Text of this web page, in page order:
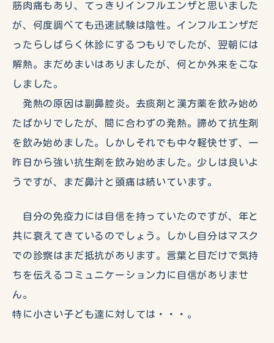
筋肉痛もあり、てっきりインフルエンザと思いました
が、何度調べても迅速試験は陰性。インフルエンザだ
ったらしばらく休診にするつもりでしたが、翌朝には
解熱。まだめまいはありましたが、何とか外来をこな
しました。
発熱の原因は副鼻腔炎。去痰剤と漢方薬を飲み始め
たばかりでしたが、間に合わずの発熱。諦めて抗生剤
を飲み始めました。しかしそれでも中々軽快せず、一
昨日から強い抗生剤を飲み始めました。少しは良いよ
うですが、まだ鼻汁と頭痛は続いています。
自分の免疫力には自信を持っていたのですが、年と
共に衰えてきているのでしょう。しかし自分はマスク
での診察はまだ抵抗があります。言葉と目だけで気持
ちを伝えるコミュニケーション力に自信がありませ
ん。
特に小さい子ども達に対しては・・・。